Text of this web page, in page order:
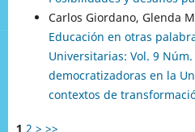
Carlos Giordano, Glenda
Educación en otras
Universitarias: Vol. 9
democratizadoras en la
contextos de
1 2 > >>